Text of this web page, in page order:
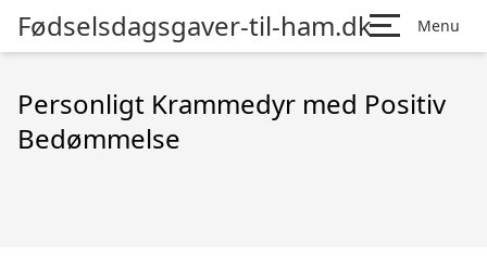
Fødselsdagsgaver-til-ham.dk Menu
Personligt Krammedyr med Positiv
Bedømmelse